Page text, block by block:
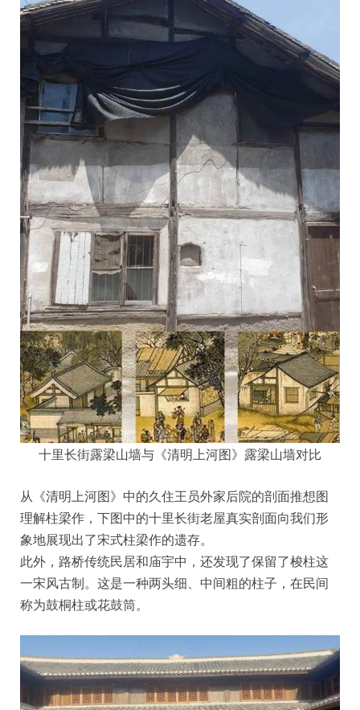
十里长街露梁山墙与《清明上河图》露梁山墙对比
从《清明上河图》中的久住王员外家后院的剖面推想图
理解柱梁作，下图中的十里长街老屋真实剖面向我们形
象地展现出了宋式柱梁作的遗存。
此外，路桥传统民居和庙宇中，还发现了保留了梭柱这
一宋风古制。这是一种两头细、中间粗的柱子，在民间
称为鼓桐柱或花鼓筒。